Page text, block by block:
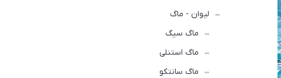
لیوان - ماگ
ماگ سیگ
ماگ استنلی
ماگ سانتکو